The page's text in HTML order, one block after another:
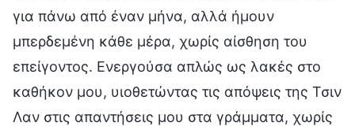
για πάνω από έναν μήνα, αλλά ήμουν
μπερδεμένη κάθε μέρα, χωρίς αίσθηση του
επείγοντος. Ενεργούσα απλώς ως λακές στο
καθήκον μου, υιοθετώντας τις απόψεις της Τσιν
Λαν στις απαντήσεις μου στα γράμματα, χωρίς